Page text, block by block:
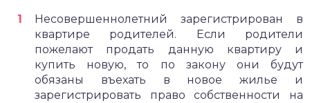
Несовершеннолетний зарегистрирован в
квартире родителей. Если родители
пожелают продать данную квартиру и
купить новую, то по закону они будут
обязаны въехать в новое жилье и
зарегистрировать право собственности на